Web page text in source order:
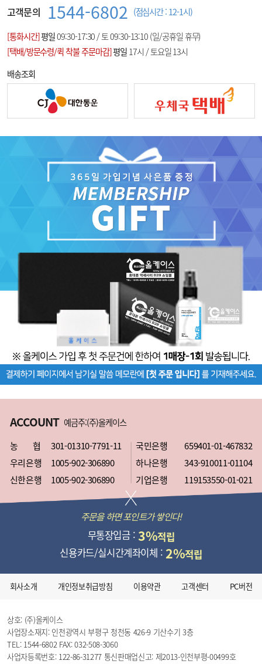
고객문의 1544-6802 (점심시간 : 12-1시)
[통화시간]평일09:30-17:30 / 토 09:30-13:10 (일/공휴일 휴무)
[택배/방문수령/퀵 착불 주문마감]평일 17시 / 토요일 13시
배송조회
ACCOUNT 예금주:(주)올케이스
농 협
301-01310-7791-11 국민은행
659401-01-467832
우리은행
1005-902-306890 하나은행
343-910011-01104
신한은행
1005-902-306890 기업은행 119153550-01-021
주문을 하면 포인트가 쌓인다!
무통장입금 : 3%적립
신용카드/실시간계좌이체 : 2%적립
회사소개 개인정보취급방침 이용약관 고객센터 PC버전
상호: (주)올케이스
사업장소재지: 인천광역시 부평구 청천동 426-9 기산수기 3층
TEL: 1544-6802 FAX: 032-508-3060
사업자등록번호: 122-86-31277 통신판매업신고: 제2013-인천부평-00499호